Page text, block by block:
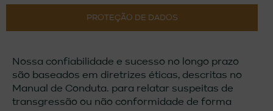
PROTEÇÃO DE DADOS
Nossa confiabilidade e sucesso no longo prazo
são baseados em diretrizes éticas, descritas no
Manual de Conduta. para relatar suspeitas de
transgressão ou não conformidade de forma